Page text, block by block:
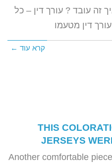
זה עובד ? עורך דין – כל
דין מטעמו
קרא עוד ←
THIS
JERSEYS
Another comfortable